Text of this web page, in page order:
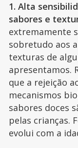
1. Alta
sabores e
extremamente
sobretudo aos
texturas de
apresentamos.
que a rejeição
mecanismos
sabores doces
pelas crianças.
evolui com a